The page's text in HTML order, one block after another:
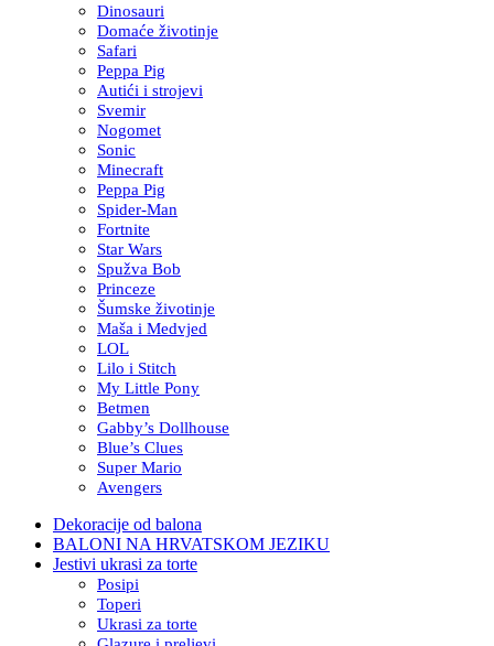
Dinosauri
Domaće životinje
Safari
Peppa Pig
Autići i strojevi
Svemir
Nogomet
Sonic
Minecraft
Peppa Pig
Spider-Man
Fortnite
Star Wars
Spužva Bob
Princeze
Šumske životinje
Maša i Medvjed
LOL
Lilo i Stitch
My Little Pony
Betmen
Gabby’s Dollhouse
Blue’s Clues
Super Mario
Avengers
Dekoracije od balona
BALONI NA HRVATSKOM JEZIKU
Jestivi ukrasi za torte
Posipi
Toperi
Ukrasi za torte